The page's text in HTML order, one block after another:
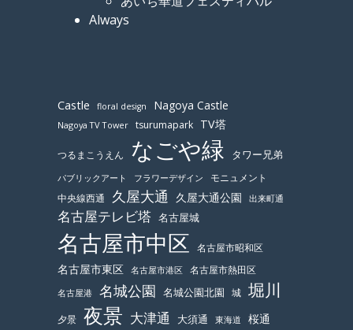
Always
Castle floral design Nagoya Castle
Nagoya TV Tower tsurumapark TV塔
つるまこうえん なごや緑 タワー兄弟
パブリックアート フラワーデザイン
モニュメント
中央線西通
久屋大通 久屋大通公園 出来町通
名古屋テレビ塔 名古屋城
名古屋市中区 名古屋市昭和区
名古屋市東区 名古屋市港区 名古屋市熱田区
名古屋港 名城公園 名城公園北園 城 堀川
夕景 夜景 大津通 大須通 東海道 桜通